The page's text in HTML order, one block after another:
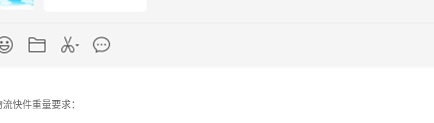
流快件重量要求：